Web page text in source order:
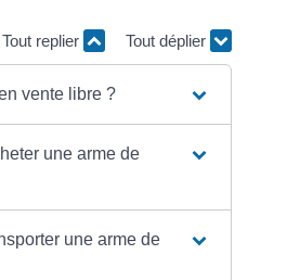
Tout replier Tout déplier
vente libre ?
une arme de
une arme de